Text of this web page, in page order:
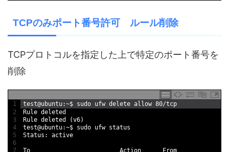
TCPのみポート番号許可 ルール削除
TCPプロトコルを指定した上で特定のポート番号を
削除
1
2
3
4
5
6
7
test@ubuntu:~$ sudo ufw delete allow 80/tcp
Rule deleted
Rule deleted (v6)
test@ubuntu:~$ sudo ufw status
Status : active
To Action
From